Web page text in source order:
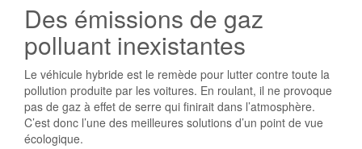
Des émissions de gaz
polluant inexistantes
Le véhicule hybride est le remède pour lutter contre toute la
pollution produite par les voitures. En roulant, il ne provoque
pas de gaz à effet de serre qui finirait dans l’atmosphère.
C’est donc l’une des meilleures solutions d’un point de vue
écologique.